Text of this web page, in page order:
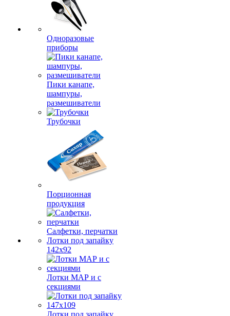
Одноразовые
приборы
Пики канапе,
шампуры,
размешиватели
Трубочки
Порционная
продукция
Салфетки, перчатки
Лотки под запайку
142х92
Лотки МАР и с
секциями
Лотки под запайку